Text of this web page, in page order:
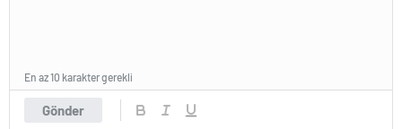
Gönder
En az 10 karakter gerekli